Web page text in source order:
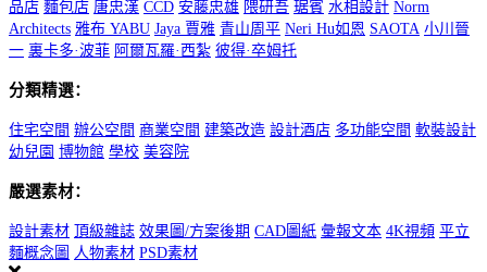
品店 麵包店 唐忠漢 CCD 安藤忠雄 隈研吾 琚賓 水相設計 Norm
Architects 雅布 YABU Jaya 賈雅 青山周平 Neri Hu如恩 SAOTA 小川晉
一 裏卡多·波菲 阿爾瓦羅·西紮 彼得·卒姆托
分類精選：
住宅空間 辦公空間 商業空間 建築改造 設計酒店 多功能空間 軟裝設計
幼兒園 博物館 學校 美容院
嚴選素材：
設計素材 頂級雜誌 效果圖/方案後期 CAD圖紙 彙報文本 4K視頻 平立
麵概念圖 人物素材 PSD素材